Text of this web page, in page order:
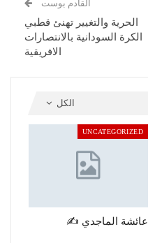
القادم بوست
الحرية والتغيير تهنئ قطبي
الكرة السودانية بالانتصارات
الافريقية
الكل
UNCATEGORIZED
عائشة الماجدي ✍️